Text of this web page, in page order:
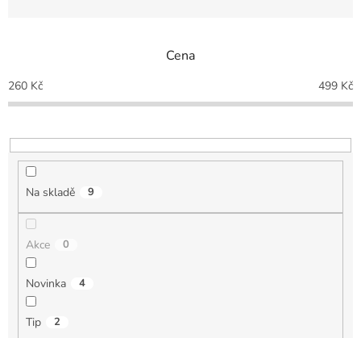
p
r
o
u
Cena
260 Kč 499 Kč
Na skladě 9
Akce 0
Novinka 4
Tip 2